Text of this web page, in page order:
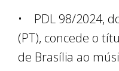
• PDL 98/2024,
(PT), concede o
de Brasília ao